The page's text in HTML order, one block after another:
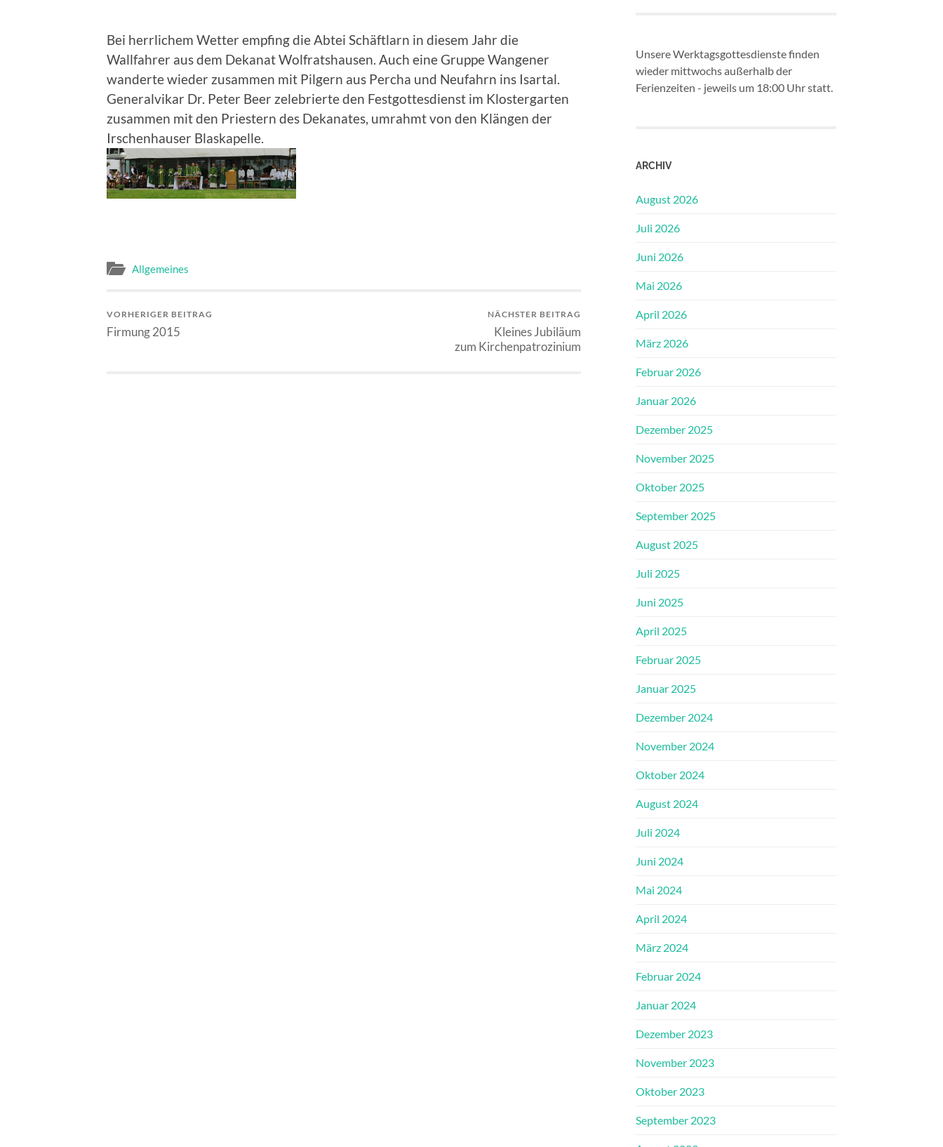
Bei herrlichem Wetter empfing die Abtei Schäftlarn in diesem Jahr die
Wallfahrer aus dem Dekanat Wolfratshausen. Auch eine Gruppe Wangener
wanderte wieder zusammen mit Pilgern aus Percha und Neufahrn ins Isartal.
Generalvikar Dr. Peter Beer zelebrierte den Festgottesdienst im Klostergarten
zusammen mit den Priestern des Dekanates, umrahmt von den Klängen der
Irschenhauser Blaskapelle.
Allgemeines
VORHERIGER BEITRAG
Firmung 2015
NÄCHSTER BEITRAG
Kleines Jubiläum
zum Kirchenpatrozinium
Unsere Werktagsgottesdienste finden
wieder mittwochs außerhalb der
Ferienzeiten - jeweils um 18:00 Uhr statt.
ARCHIV
August 2026
Juli 2026
Juni 2026
Mai 2026
April 2026
März 2026
Februar 2026
Januar 2026
Dezember 2025
November 2025
Oktober 2025
September 2025
August 2025
Juli 2025
Juni 2025
April 2025
Februar 2025
Januar 2025
Dezember 2024
November 2024
Oktober 2024
August 2024
Juli 2024
Juni 2024
Mai 2024
April 2024
März 2024
Februar 2024
Januar 2024
Dezember 2023
November 2023
Oktober 2023
September 2023